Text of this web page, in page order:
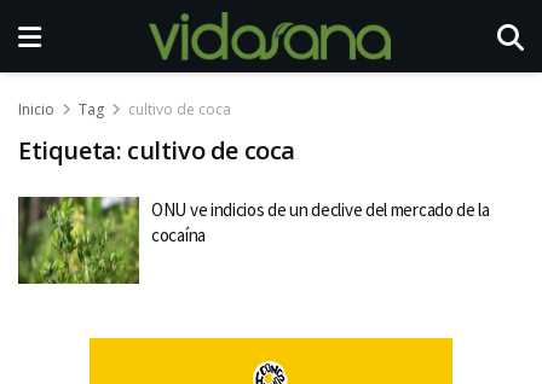
Inicio Tag cultivo de coca
Etiqueta: cultivo de coca
ONU ve indicios de un declive del mercado de la
cocaína